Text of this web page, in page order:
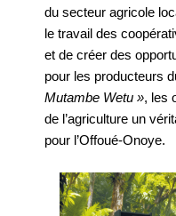
du secteur agricole
le travail des
et de créer des
pour les producteurs
Mutambe Wetu », les
de l’agriculture un
pour l’Offoué-Onoye.